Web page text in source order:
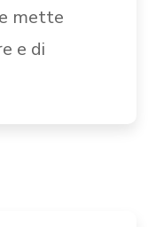
mette
e di